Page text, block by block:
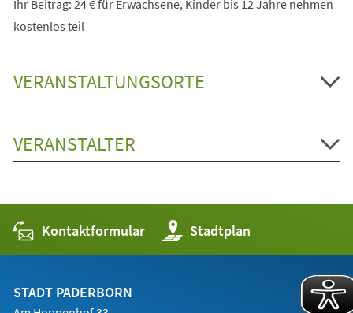
Ihr Beitrag: 24 € für Erwachsene, Kinder bis 12 Jahre nehmen
kostenlos teil
VERANSTALTUNGSORTE
VERANSTALTER
Kontaktformular Stadtplan
(Öffnet
in
einem
STADT PADERBORN